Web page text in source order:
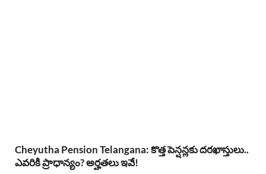
Cheyutha Pension Telangana: కొత్త పెన్షన్లకు దరఖాస్తులు..
ఎవరికి ప్రాధాన్యం? అర్హతలు ఇవే!